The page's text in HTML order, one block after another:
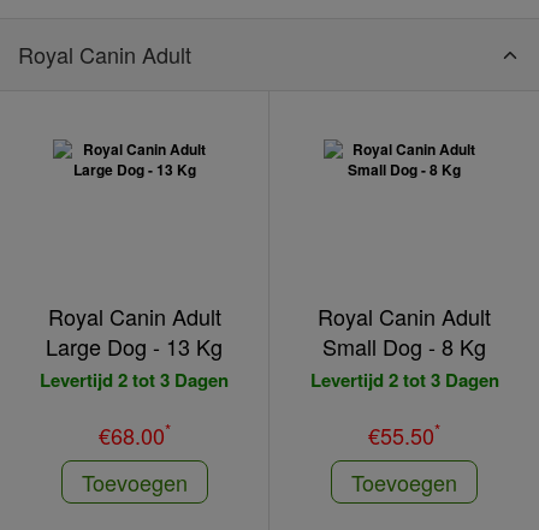
Royal Canin Adult
Royal Canin Adult
Large Dog - 13 Kg
Levertijd 2 tot 3 Dagen
€68.00*
Toevoegen
Royal Canin Adult
Small Dog - 8 Kg
Levertijd 2 tot 3 Dagen
€55.50*
Toevoegen